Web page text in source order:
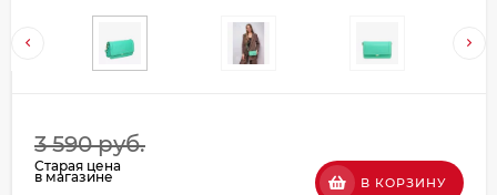
3 590 руб.
Старая цена
в магазине В КОРЗИНУ
Получайте товар
выбранный способом
списываться
по25